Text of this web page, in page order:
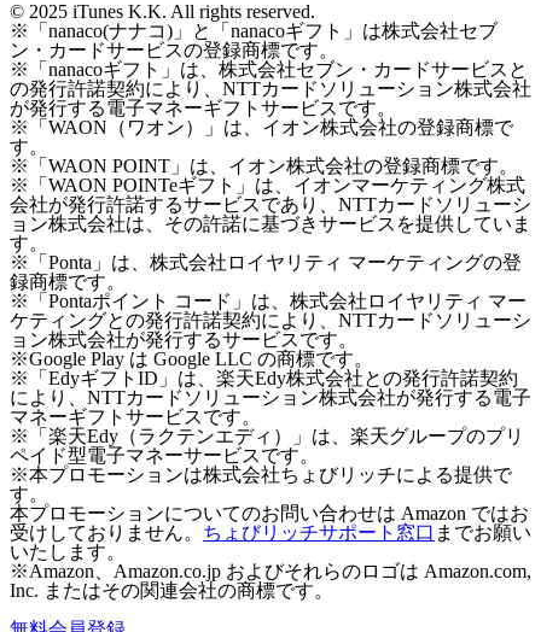
© 2025 iTunes K.K. All rights reserved.
※「nanaco(ナナコ)」と「nanacoギフト」は株式会社セブ
ン・カードサービスの登録商標です。
※「nanacoギフト」は、株式会社セブン・カードサービスと
の発行許諾契約により、NTTカードソリューション株式会社
が発行する電子マネーギフトサービスです。
※「WAON（ワオン）」は、イオン株式会社の登録商標で
す。
※「WAON POINT」は、イオン株式会社の登録商標です。
※「WAON POINTeギフト」は、イオンマーケティング株式
会社が発行許諾するサービスであり、NTTカードソリューシ
ョン株式会社は、その許諾に基づきサービスを提供していま
す。
※「Ponta」は、株式会社ロイヤリティ マーケティングの登
録商標です。
※「Pontaポイント コード」は、株式会社ロイヤリティ マー
ケティングとの発行許諾契約により、NTTカードソリューシ
ョン株式会社が発行するサービスです。
※Google Play は Google LLC の商標です。
※「EdyギフトID」は、楽天Edy株式会社との発行許諾契約
により、NTTカードソリューション株式会社が発行する電子
マネーギフトサービスです。
※「楽天Edy（ラクテンエディ）」は、楽天グループのプリ
ペイド型電子マネーサービスです。
※本プロモーションは株式会社ちょびリッチによる提供で
す。
本プロモーションについてのお問い合わせは Amazon ではお
受けしておりません。 ちょびリッチサポート窓口 までお願い
いたします。
※Amazon、Amazon.co.jp およびそれらのロゴは Amazon.com,
Inc. またはその関連会社の商標です。